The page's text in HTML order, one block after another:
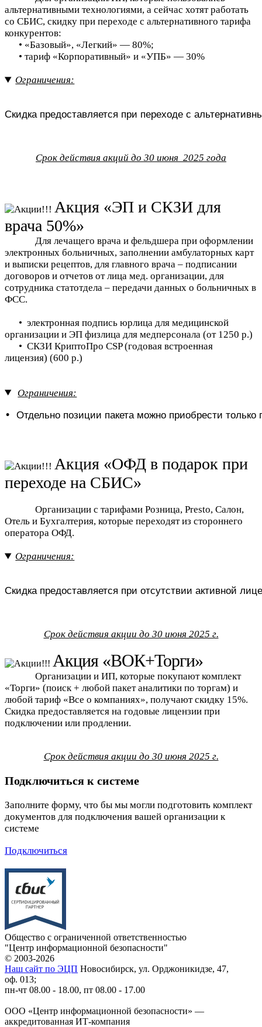
альтернативными технологиями, а сейчас хотят работать
со СБИС, скидку при переходе с альтернативного тарифа
конкурентов:
• «Базовый», «Легкий» — 80%;
• тариф «Корпоративный» и «УПБ» — 30%
Ограничения:
Скидка предоставляется при переходе с
Срок действия акций до 30 июня 2025 года
Акция «ЭП и СКЗИ для
врача 50%»
Для лечащего врача и фельдшера при оформлении
электронных больничных, заполнении амбулаторных карт
и выписки рецептов, для главного врача – подписании
договоров и отчетов от лица мед. организации, для
сотрудника статотдела – передачи данных о больничных в
ФСС.
• электронная подпись юрлица для медицинской
организации и ЭП физлица для медперсонала (от 1250 р.)
• СКЗИ КриптоПро CSP (годовая встроенная
лицензия) (600 р.)
Ограничения:
•
Акция «ОФД в подарок при
переходе на СБИС»
Организации с тарифами Розница, Presto, Салон,
Отель и Бухгалтерия, которые переходят из стороннего
оператора ОФД.
Ограничения:
Скидка предоставляется при отсутствии активной
Срок действия акции до 30 июня 2025 г.
Акция «ВОК+Торги»
Организации и ИП, которые покупают комплект
«Торги» (поиск + любой пакет аналитики по торгам) и
любой тариф «Все о компаниях», получают скидку 15%.
Скидка предоставляется на годовые лицензии при
подключении или продлении.
Срок действия акции до 30 июня 2025 г.
Подключиться к системе
Заполните форму, что бы мы могли подготовить комплект
документов для подключения вашей организации к
системе
Подключиться
Общество с ограниченной ответственностью
"Центр информационной безопасности"
© 2003-2026
Наш сайт по ЭЦП Новосибирск, ул. Орджоникидзе, 47,
оф. 013;
пн-чт 08.00 - 18.00, пт 08.00 - 17.00
ООО «Центр информационной безопасности» —
аккредитованная ИТ-компания